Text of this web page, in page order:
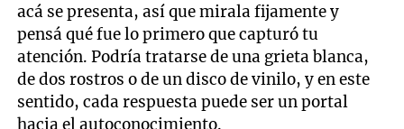
acá se presenta, así que mirala fijamente y
pensá qué fue lo primero que capturó tu
atención. Podría tratarse de una grieta blanca,
de dos rostros o de un disco de vinilo, y en este
sentido, cada respuesta puede ser un portal
hacia el autoconocimiento.